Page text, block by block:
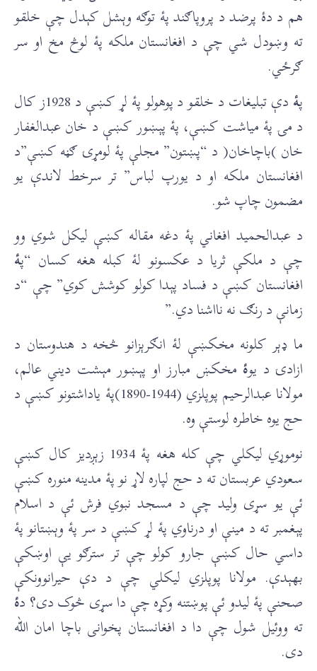
هم د دۀ پرضد د پروپاګند پۀ توګه وېشل کېدل چې خلقو
ته وښودل شي چې د افغانستان ملکه پۀ لوڅ مخ او سر
ګرځي.
پۀ
دې تبلیغات د خلقو د پوهولو پۀ لړ کښې د 1928ز کال
د مۍ پۀ میاشت کښې، پۀ پېښور کښې د خان عبدالغفار
خان )باچاخان( د “پښتون” مجلې پۀ لومړۍ ګڼه کښې”د
افغانستان ملکه او د یورپ لباس” تر سرخط لاندې یو
مضمون چاپ شو.
د عبدالحمید افغاني پۀ دغه مقاله کښې لیکل شوي وو
چې د ملکې ثریا د عکسونو لۀ کبله هغه کسان “پۀ
افغانستان کښې د فساد پېدا کولو کوشش کوي” چې “د
زمانې د رنګ نه نااشنا دي.”
ما ډېر کلونه مخکښې لۀ انګرېزانو څخه د هندوستان د
ازادۍ د یوۀمخکښ مبارز او پېښور مېشت دیني عالم،
مولانا عبدالرحیم پوپلزي (1944-1890)پۀ یاداشتونو کښې د
حج يوه خاطره لوستې وه.
نوموړي ليکلي چې کله هغه پۀ 1934 زېږدیز کال کښې
سعودي عربستان ته د حج لپاره لاړ نو پۀ مدینه منوره کښې
ئې یو سړی ولید چې د مسجد نبوي فرش ئې د اسلام
پېغمبر ته د مینې او درناوي پۀ لړ کښې د سر پۀ وېښتانو پۀ
داسي حال کښې جارو کولو چې تر سترګو یې اوښکې
بهېدې. مولانا پوپلزي لیکلي چې د دې حیرانوونکې
صحنې پۀ لیدو ئې پوښتنه وکړه چې دا سړی څوک دی؟ دۀ
ته ووئیل شول چې دا د افغانستان پخوانی باچا امان الله
دی.